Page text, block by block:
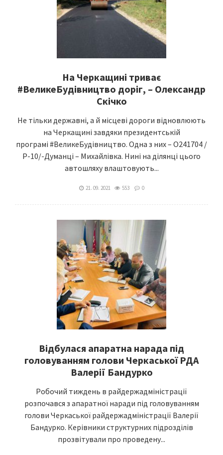
На Черкащині триває
#ВеликеБудівництво доріг, – Олександр
Скічко
Не тільки державні, а й місцеві дороги відновлюють
на Черкащині завдяки президентській
програмі #ВеликеБудівництво. Одна з них – О241704 /
Р-10/-Думанці – Михайлівка. Нині на ділянці цього
автошляху влаштовують...
21. 09. 2021 553 0
Відбулася апаратна нарада під
головуванням голови Черкаської РДА
Валерії Бандурко
Робочий тиждень в райдержадміністрації
розпочався з апаратної наради під головуванням
голови Черкаської райдержадміністрації Валерії
Бандурко. Керівники структурних підрозділів
прозвітували про проведену...